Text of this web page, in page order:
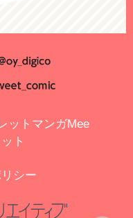
ット マンガMee
ト
シー